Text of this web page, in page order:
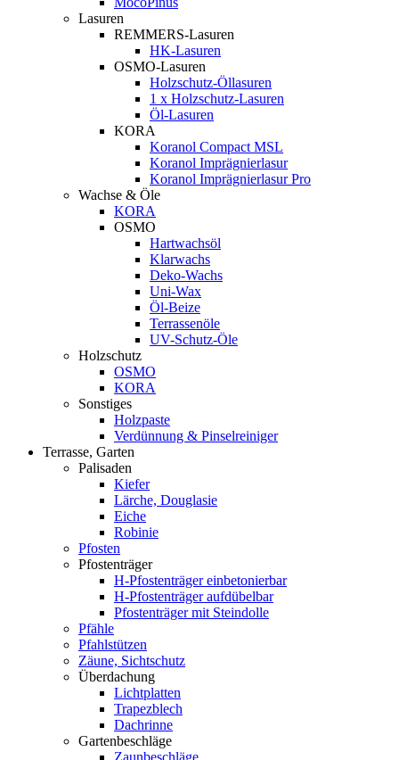
Lasuren
REMMERS-Lasuren
HK-Lasuren
OSMO-Lasuren
Holzschutz-Öllasuren
1 x Holzschutz-Lasuren
Öl-Lasuren
KORA
Koranol Compact MSL
Koranol Imprägnierlasur
Koranol Imprägnierlasur Pro
Wachse & Öle
KORA
OSMO
Hartwachsöl
Klarwachs
Deko-Wachs
Uni-Wax
Öl-Beize
Terrassenöle
UV-Schutz-Öle
Holzschutz
OSMO
KORA
Sonstiges
Holzpaste
Verdünnung & Pinselreiniger
Terrasse, Garten
Palisaden
Kiefer
Lärche, Douglasie
Eiche
Robinie
Pfosten
Pfostenträger
H-Pfostenträger einbetonierbar
H-Pfostenträger aufdübelbar
Pfostenträger mit Steindolle
Pfähle
Pfahlstützen
Zäune, Sichtschutz
Überdachung
Lichtplatten
Trapezblech
Dachrinne
Gartenbeschläge
Zaunbeschläge